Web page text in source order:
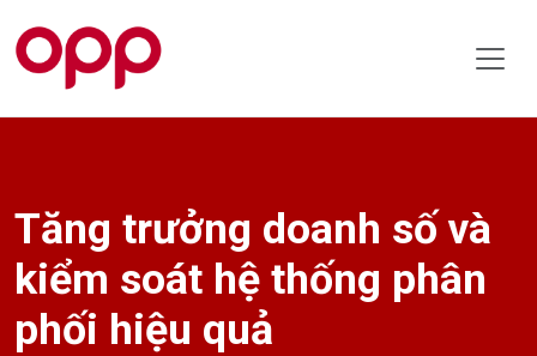
Tăng trưởng doanh số và
kiểm soát hệ thống phân
phối hiệu quả